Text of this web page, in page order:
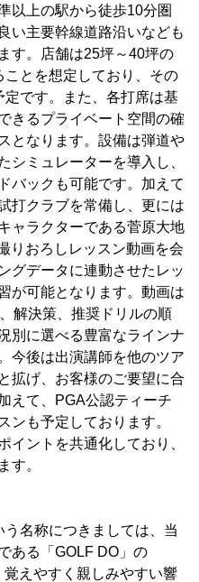
以上の駅から徒歩10分圏
い主要幹線道路沿いなども
す。店舗は25坪～40坪の
とを想定しており、その
です。また、各打席は基
きるプライベート空間の確
となります。設備は弾道や
シミュレーターを導入し、
バックも可能です。加えて
打クラブを常備し、更には
ャラクターである菅原大地
りおろしレッスン動画を会
グデータに連動させたレッ
が可能となります。動画は
解決策、推奨ドリルの順
別に選べる豊富なラインナ
今後は出演講師を他のツア
拡げ、お客様のご要望に合
えて、PGA公認ティーチ
ンも予定しております。
イントを共通化しており、
す。
名称につきましては、当
ある「GOLF DO」の
覚えやすく親しみやすい響